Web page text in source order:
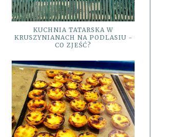
KUCHNIA TATARSKA W
KRUSZYNIANACH NA PODLASIU -
CO ZJEŚĆ?